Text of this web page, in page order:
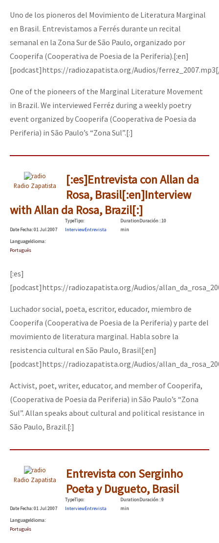
Uno de los pioneros del Movimiento de Literatura Marginal
en Brasil. Entrevistamos a Ferrés durante un recital
semanal en la Zona Sur de São Paulo, organizado por
Cooperifa (Cooperativa de Poesia de la Periferia).[:en]
[podcast]https://radiozapatista.org/Audios/
One of the pioneers of the Marginal Literature Movement
in Brazil. We interviewed Ferréz during a weekly poetry
event organized by Cooperifa (Cooperativa de Poesia da
Periferia) in São Paulo’s “Zona Sul”.[:]
Radio Zapatista
[:es]Entrevista con Allan da
Rosa, Brasil[:en]Interview
with Allan da Rosa, Brazil[:]
DateFecha: 01 Jul 2007
TypeTipo:
InterviewEntrevista
DurationDuración: 10
min
LanguageIdioma:
Português
[:es]
[podcast]https://radiozapatista.org/Audios/
Luchador social, poeta, escritor, educador, miembro de
Cooperifa (Cooperativa de Poesia de la Periferia) y parte del
movimiento de literatura marginal. Habla sobre la
resistencia cultural en São Paulo, Brasil[:en]
[podcast]https://radiozapatista.org/Audios/
Activist, poet, writer, educator, and member of Cooperifa,
(Cooperativa de Poesia da Periferia) in São Paulo’s “Zona
Sul”. Allan speaks about cultural and political resistance in
São Paulo, Brazil.[:]
Radio Zapatista
Entrevista con Serginho
Poeta y Dugueto, Brasil
DateFecha: 01 Jul 2007
TypeTipo:
InterviewEntrevista
DurationDuración: 9
min
LanguageIdioma:
Português